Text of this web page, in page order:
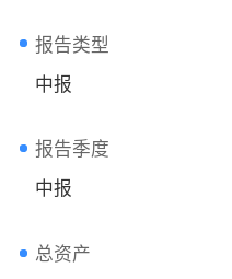
报告类型
中报
报告季度
中报
总资产